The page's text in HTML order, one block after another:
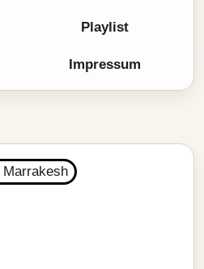
Playlist
Impressum